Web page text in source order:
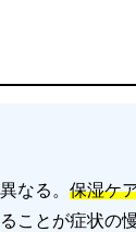
なる。 保湿ケ
ことが症状の